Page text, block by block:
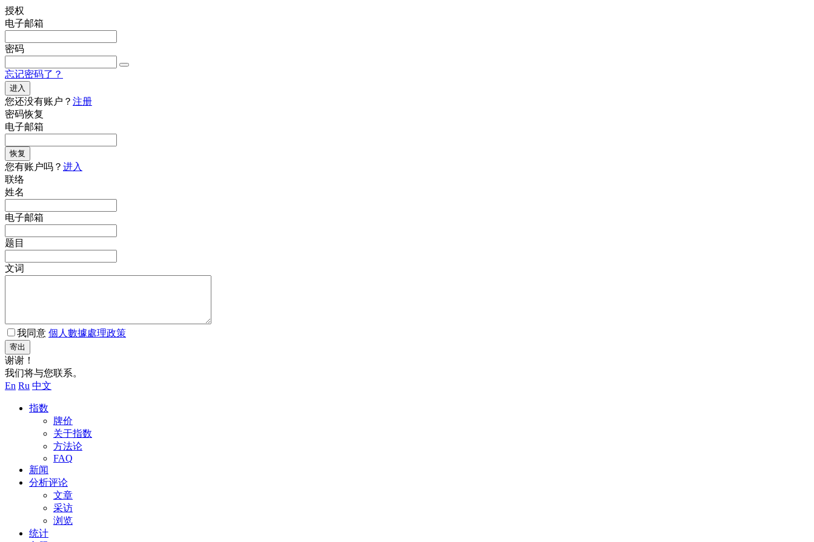
授权
电子邮箱
密码
忘记密码了？
进入
您还没有账户？ 注册
密码恢复
电子邮箱
恢复
您有账户吗？ 进入
联络
姓名
电子邮箱
题目
文词
我同意 個人數據處理政策
寄出
谢谢！
我们将与您联系。
En Ru 中文
指数
牌价
关于指数
方法论
FAQ
新闻
分析评论
文章
采访
浏览
统计